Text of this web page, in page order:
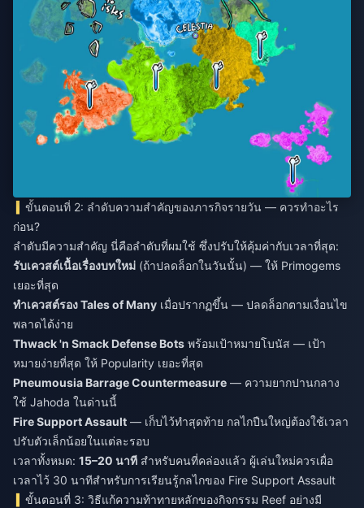
ขั้นตอนที่ 2: ลำดับความสำคัญของภารกิจรายวัน — ควรทำอะไร
ก่อน?
ลำดับมีความสำคัญ นี่คือลำดับที่ผมใช้ ซึ่งปรับให้คุ้มค่ากับเวลาที่สุด:
รับเควสต์เนื้อเรื่องบทใหม่ (ถ้าปลดล็อกในวันนั้น) — ให้ Primogems
เยอะที่สุด
ทำเควสต์รอง Tales of Many เมื่อปรากฏขึ้น — ปลดล็อกตามเงื่อนไข
พลาดได้ง่าย
Thwack 'n Smack Defense Bots พร้อมเป้าหมายโบนัส — เป้า
หมายง่ายที่สุด ให้ Popularity เยอะที่สุด
Pneumousia Barrage Countermeasure — ความยากปานกลาง
ใช้ Jahoda ในด่านนี้
Fire Support Assault — เก็บไว้ทำสุดท้าย กลไกปืนใหญ่ต้องใช้เวลา
ปรับตัวเล็กน้อยในแต่ละรอบ
เวลาทั้งหมด: 15–20 นาที สำหรับคนที่คล่องแล้ว ผู้เล่นใหม่ควรเผื่อ
เวลาไว้ 30 นาทีสำหรับการเรียนรู้กลไกของ Fire Support Assault
ขั้นตอนที่ 3: วิธีแก้ความท้าทายหลักของกิจกรรม Reef อย่างมี